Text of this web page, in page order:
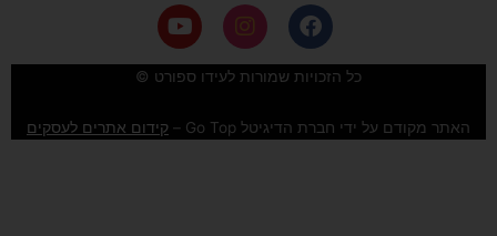
F
a
c
e
o
o
I
n
s
t
g
r
Y
o
u
t
b
e
כל הזכויות שמורות לעידו ספורט ©
האתר מקודם על ידי חברת הדיגיטל Go Top – קידום אתרים לעסקים